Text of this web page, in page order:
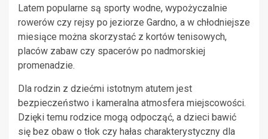
Latem popularne są sporty wodne, wypożyczalnie
rowerów czy rejsy po jeziorze Gardno, a w chłodniejsze
miesiące można skorzystać z kortów tenisowych,
placów zabaw czy spacerów po nadmorskiej
promenadzie.
Dla rodzin z dziećmi istotnym atutem jest
bezpieczeństwo i kameralna atmosfera miejscowości.
Dzięki temu rodzice mogą odpocząć, a dzieci bawić
się bez obaw o tłok czy hałas charakterystyczny dla